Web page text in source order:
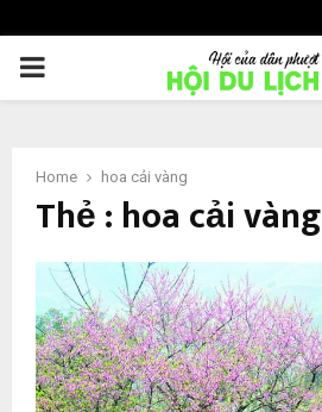
PRIMARY
Home hoa cải vàng
Thẻ : hoa cải vàng